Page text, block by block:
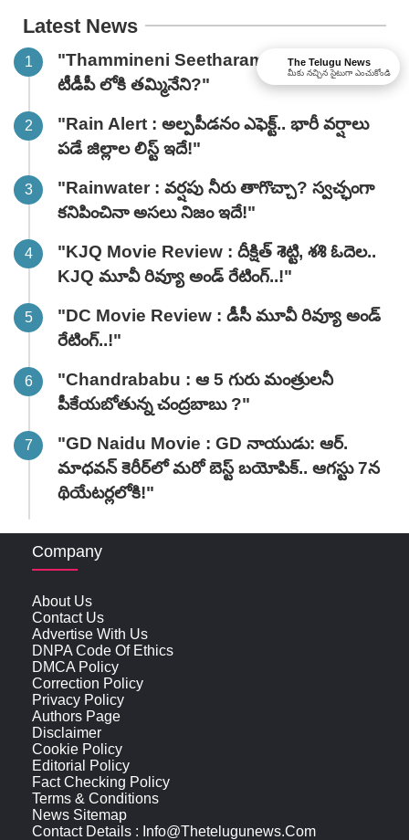
Latest News
"Thammineni Seetharam : బిగ్ బ్రేకింగ్ :
టీడీపీ లోకి తమ్మినేని?"
"Rain Alert : అల్పపీడనం ఎఫెక్ట్.. భారీ వర్షాలు
పడే జిల్లాల లిస్ట్ ఇదే!"
"Rainwater : వర్షపు నీరు తాగొచ్చా? స్వచ్ఛంగా
కనిపించినా అసలు నిజం ఇదే!"
"KJQ Movie Review : దీక్షిత్ శెట్టి, శశి ఓదెల..
KJQ మూవీ రివ్యూ అండ్ రేటింగ్‌..!"
"DC Movie Review : డీసీ మూవీ రివ్యూ అండ్
రేటింగ్‌..!"
"Chandrababu : ఆ 5 గురు మంత్రులనీ
పీకేయబోతున్న చంద్రబాబు ?"
"GD Naidu Movie : GD నాయుడు: ఆర్.
మాధవన్‌ కెరీర్‌లో మరో బెస్ట్ బయోపిక్.. ఆగస్టు 7న
థియేటర్లలోకి!"
Company
About Us
Contact Us
Advertise With Us
DNPA Code Of Ethics
DMCA Policy
Correction Policy
Privacy Policy
Authors Page
Disclaimer
Cookie Policy
Editorial Policy
Fact Checking Policy
Terms & Conditions
News Sitemap
Contact Details : Info@thetelugunews.com
The Telugu News
మీకు నచ్చిన సైటుగా ఎంచుకోండి